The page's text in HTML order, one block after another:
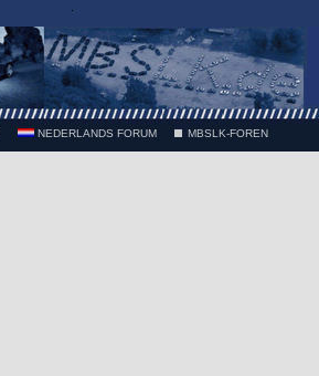
NEDERLANDS FORUM MBSLK-FOREN